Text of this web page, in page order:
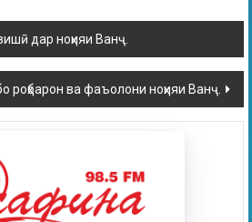
дар ноҳияи Ванҷ.
роҳбарон ва фаъолони ноҳияи Ванҷ.